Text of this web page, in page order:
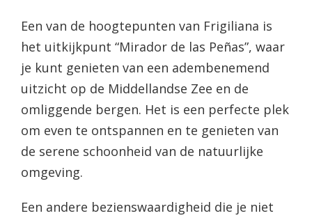
Een van de hoogtepunten van Frigiliana is
het uitkijkpunt “Mirador de las Peñas”, waar
je kunt genieten van een adembenemend
uitzicht op de Middellandse Zee en de
omliggende bergen. Het is een perfecte plek
om even te ontspannen en te genieten van
de serene schoonheid van de natuurlijke
omgeving.
Een andere bezienswaardigheid die je niet